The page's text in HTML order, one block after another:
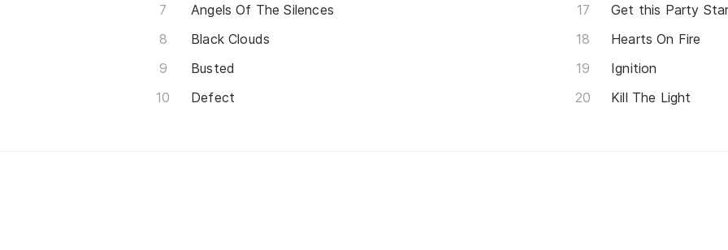
Angels Of The Silences
Black Clouds
Busted
Defect
Get this Party
Hearts On Fire
Ignition
Kill The Light